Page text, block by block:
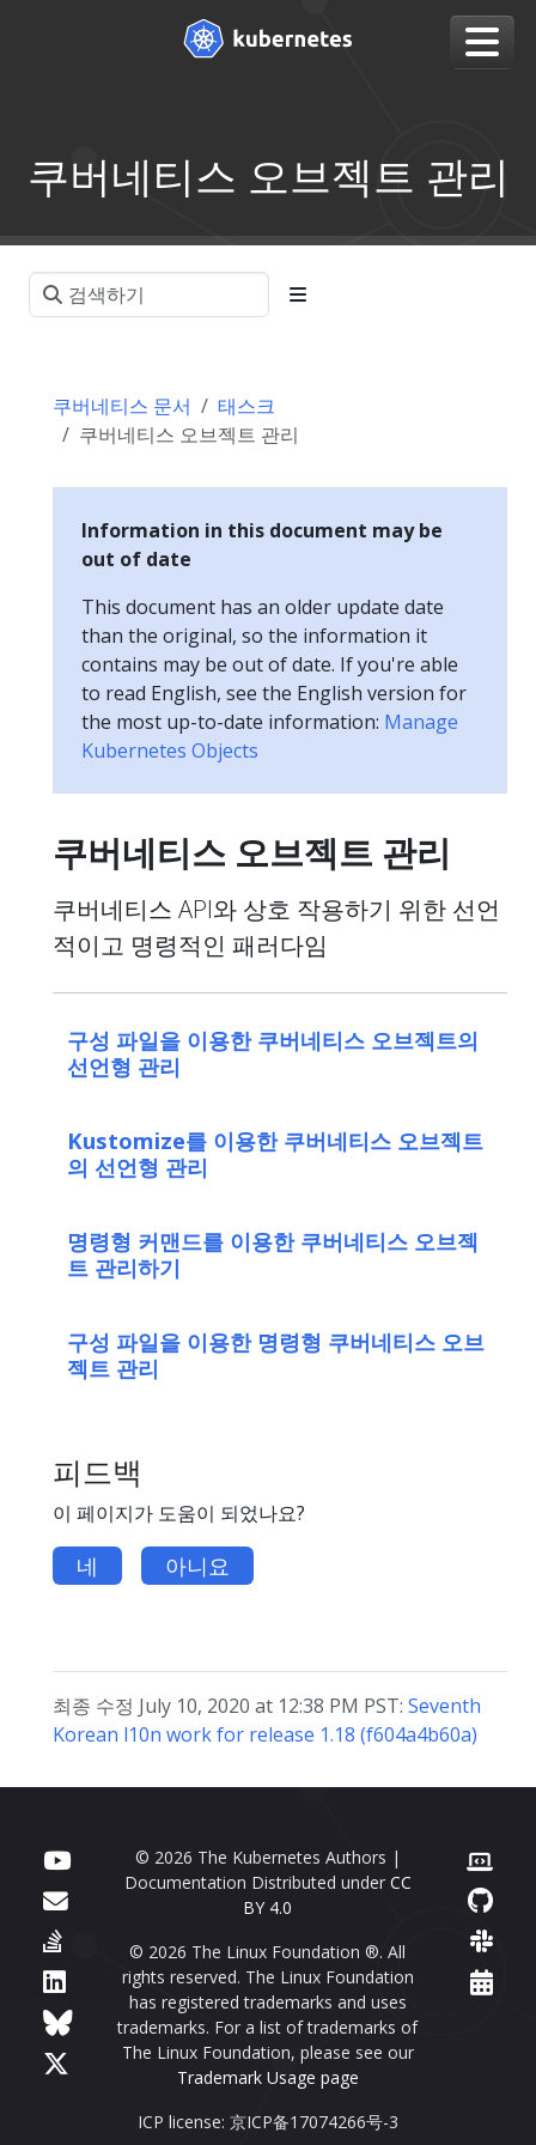
쿠버네티스 오브젝트 관리
쿠버네티스 문서
태스크
쿠버네티스 오브젝트 관리
Information in this document may be
out of date
This document has an older update date
than the original, so the information it
contains may be out of date. If you're able
to read English, see the English version for
the most up-to-date information: Manage
Kubernetes Objects
쿠버네티스 오브젝트 관리
쿠버네티스 API와 상호 작용하기 위한 선언
적이고 명령적인 패러다임
구성 파일을 이용한 쿠버네티스 오브젝트의
선언형 관리
Kustomize를 이용한 쿠버네티스 오브젝트
의 선언형 관리
명령형 커맨드를 이용한 쿠버네티스 오브젝
트 관리하기
구성 파일을 이용한 명령형 쿠버네티스 오브
젝트 관리
피드백
이 페이지가 도움이 되었나요?
네 아니요
최종 수정 July 10, 2020 at 12:38 PM PST: Seventh
Korean l10n work for release 1.18 (f604a4b60a)
© 2026 The Kubernetes Authors |
Documentation Distributed under CC
BY 4.0
© 2026 The Linux Foundation ®. All
rights reserved. The Linux Foundation
has registered trademarks and uses
trademarks. For a list of trademarks of
The Linux Foundation, please see our
Trademark Usage page
ICP license: 京ICP备17074266号-3